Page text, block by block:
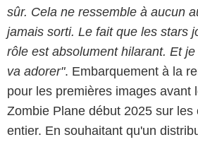
sûr. Cela ne ressemble à aucun
jamais sorti. Le fait que les stars
rôle est absolument hilarant. Et
va adorer". Embarquement à la
pour les premières images avant
Zombie Plane début 2025 sur les
entier. En souhaitant qu'un